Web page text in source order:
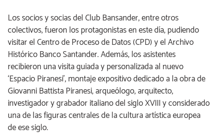
Los socios y socias del Club Bansander, entre otros
colectivos, fueron los protagonistas en este día, pudiendo
visitar el Centro de Proceso de Datos (CPD) y el Archivo
Histórico Banco Santander. Además, los asistentes
recibieron una visita guiada y personalizada al nuevo
‘Espacio Piranesi’, montaje expositivo dedicado a la obra de
Giovanni Battista Piranesi, arqueólogo, arquitecto,
investigador y grabador italiano del siglo XVIII y considerado
una de las figuras centrales de la cultura artística europea
de ese siglo.